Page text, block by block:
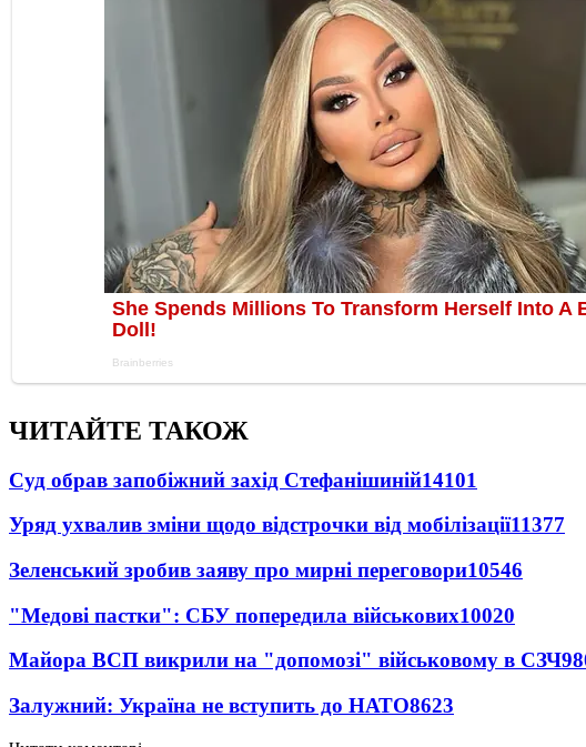
ЧИТАЙТЕ ТАКОЖ
Суд обрав запобіжний захід Стефанішиній14101
Уряд ухвалив зміни щодо відстрочки від мобілізації11377
Зеленський зробив заяву про мирні переговори10546
"Медові пастки": СБУ попередила військових10020
Майора ВСП викрили на "допомозі" військовому в СЗЧ
Залужний: Україна не вступить до НАТО8623